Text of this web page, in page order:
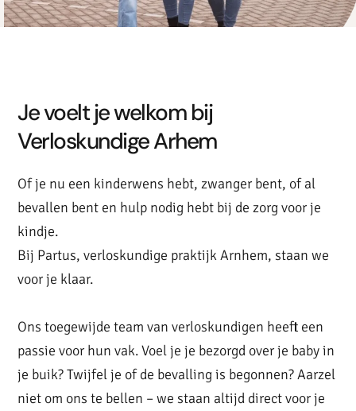
Je voelt je welkom bij
Verloskundige Arhem
Of je nu een kinderwens hebt, zwanger bent, of al
bevallen bent en hulp nodig hebt bij de zorg voor je
kindje.
Bij Partus, verloskundige praktijk Arnhem, staan we
voor je klaar.
Ons toegewijde team van verloskundigen heeft een
passie voor hun vak. Voel je je bezorgd over je baby in
je buik? Twijfel je of de bevalling is begonnen? Aarzel
niet om ons te bellen – we staan altijd direct voor je